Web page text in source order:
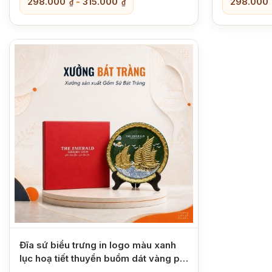
₫ ₫
Đĩa sứ biểu trưng in logo màu xanh
lục hoạ tiết thuyền buồm dát vàng phi